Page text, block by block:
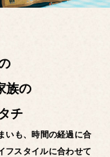
族の
チ
いも、時間の経過に合
フスタイルに合わせて